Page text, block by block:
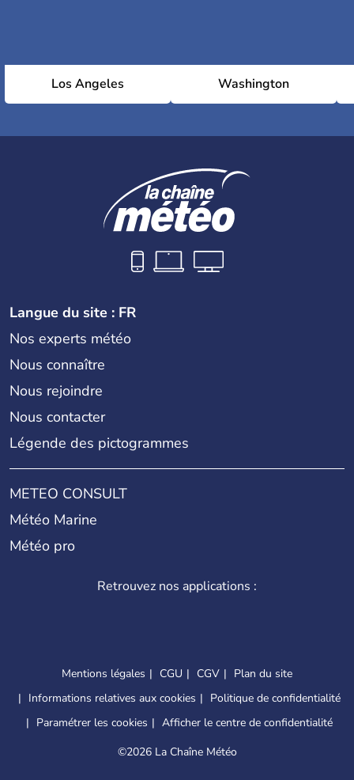
Los Angeles Washington
Langue du site : FR
Nos experts météo
Nous connaître
Nous rejoindre
Nous contacter
Légende des pictogrammes
METEO CONSULT
Météo Marine
Météo pro
Retrouvez nos applications :
Mentions légales CGU CGV
Plan du site
Informations relatives aux cookies
Politique de confidentialité
Paramétrer les cookies
Afficher le centre de confidentialité
©2026 La Chaîne Météo